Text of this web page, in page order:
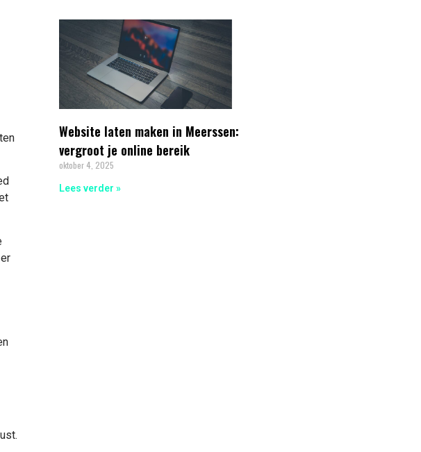
Website laten maken in Meerssen:
vergroot je online bereik
oktober 4, 2025
Lees verder »